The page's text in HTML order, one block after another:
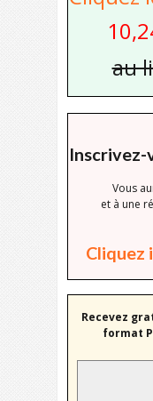
au
Inscrivez-
Vous
et à une
Cliquez
Recevez
format